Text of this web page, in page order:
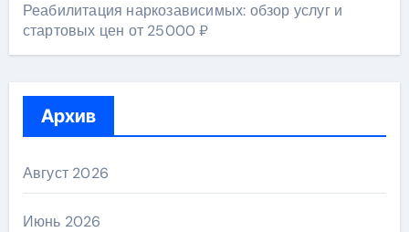
Реабилитация наркозависимых: обзор услуг и
стартовых цен от 25000 ₽
Архив
Август 2026
Июнь 2026